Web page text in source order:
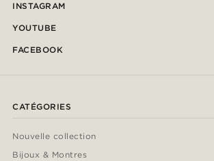
INSTAGRAM
YOUTUBE
FACEBOOK
CATÉGORIES
Nouvelle collection
Bijoux & Montres